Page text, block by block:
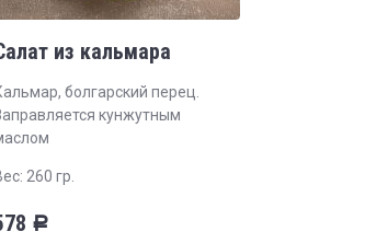
из кальмара
болгарский перец.
кунжутным
260 гр.
Р